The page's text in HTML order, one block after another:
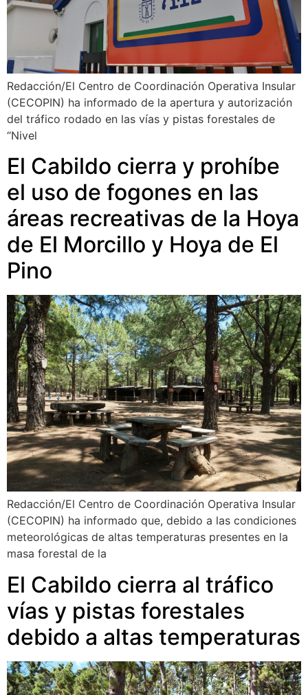
Redacción/El Centro de Coordinación Operativa Insular
(CECOPIN) ha informado de la apertura y autorización
del tráfico rodado en las vías y pistas forestales de
“Nivel
El Cabildo cierra y prohíbe
el uso de fogones en las
áreas recreativas de la Hoya
de El Morcillo y Hoya de El
Pino
Redacción/El Centro de Coordinación Operativa Insular
(CECOPIN) ha informado que, debido a las condiciones
meteorológicas de altas temperaturas presentes en la
masa forestal de la
El Cabildo cierra al tráfico
vías y pistas forestales
debido a altas temperaturas